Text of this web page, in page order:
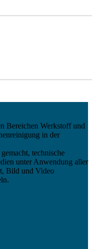
Bereichen Werkstoff und
in der
technische
unter Anwendung aller
Bild und Video